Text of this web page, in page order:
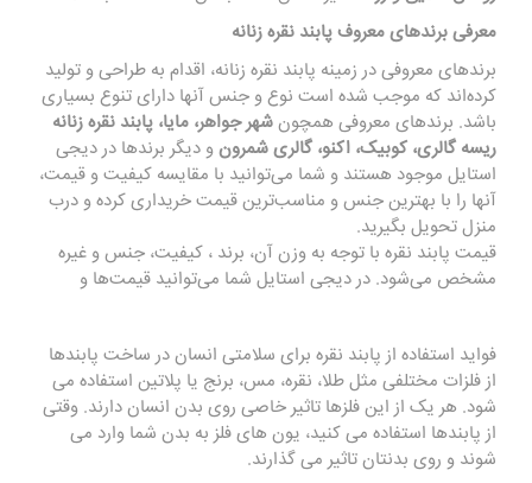
معرفی برندهای معروف پابند نقره زنانه
برندهای معروفی در زمینه پابند نقره زنانه، اقدام به طراحی و تولید
کرده‌اند که موجب شده است نوع و جنس آنها دارای تنوع بسیاری
باشد. برندهای معروفی همچونشهر جواهر، مایا، پابند نقره زنانه
ریسه گالری، کوبیک، اکنو، گالری شمرونو دیگر برندها در دیجی
استایل موجود هستند و شما می‌توانید با مقایسه کیفیت و قیمت،
آنها را با بهترین جنس و مناسب‌ترین قیمت خریداری کرده و درب
منزل تحویل بگیرید.
قیمت پابند نقره با توجه به وزن آن، برند ، کیفیت، جنس و غیره
مشخص می‌شود. در دیجی استایل شما می‌توانید قیمت‌ها و
فواید استفاده از پابند نقره برای سلامتی انسان در ساخت پابندها
از فلزات مختلفی مثل طلا، نقره، مس، برنج یا پلاتین استفاده می
شود. هر یک از این فلزها تاثیر خاصی روی بدن انسان دارند. وقتی
از پابندها استفاده می کنید، یون های فلز به بدن شما وارد می
شوند و روی بدنتان تاثیر می گذارند.